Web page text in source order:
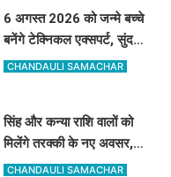
6 अगस्त 2026 को जन्मे बच्चे
बनेंगे टेक्निकल एक्सपर्ट, सुंदर
रूप-रंग और करियर में मिलेगी
CHANDAULI SAMACHAR
सिंह और कन्या राशि वालों को
मिलेंगे तरक्की के नए अवसर,
जानिए अपनी राशि का पूरा
CHANDAULI SAMACHAR